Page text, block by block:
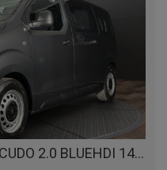
Fiat SCUDO 2.0 BLUEHDI 145CV 5 POSTI PL-TN FURGONE COMBI